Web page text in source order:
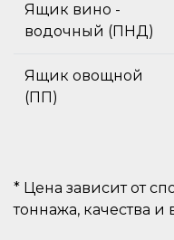
Ящик вино -
водочный (ПНД)
Ящик овощной
(ПП)
* Цена зависит от
тоннажа, качества и